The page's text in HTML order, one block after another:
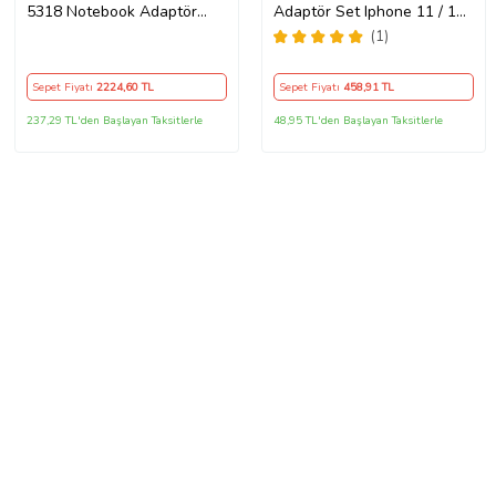
5318 Notebook Adaptör
Sepet Fiyatı 2224,60 TL
237,29 TL'den Başlayan Taksitlerle
Adaptör Set Iphone 11 / 12 /
13 / Pro / Pro Max Uyumlu
(1)
Sepet Fiyatı 458,91 TL
48,95 TL'den Başlayan Taksitlerle